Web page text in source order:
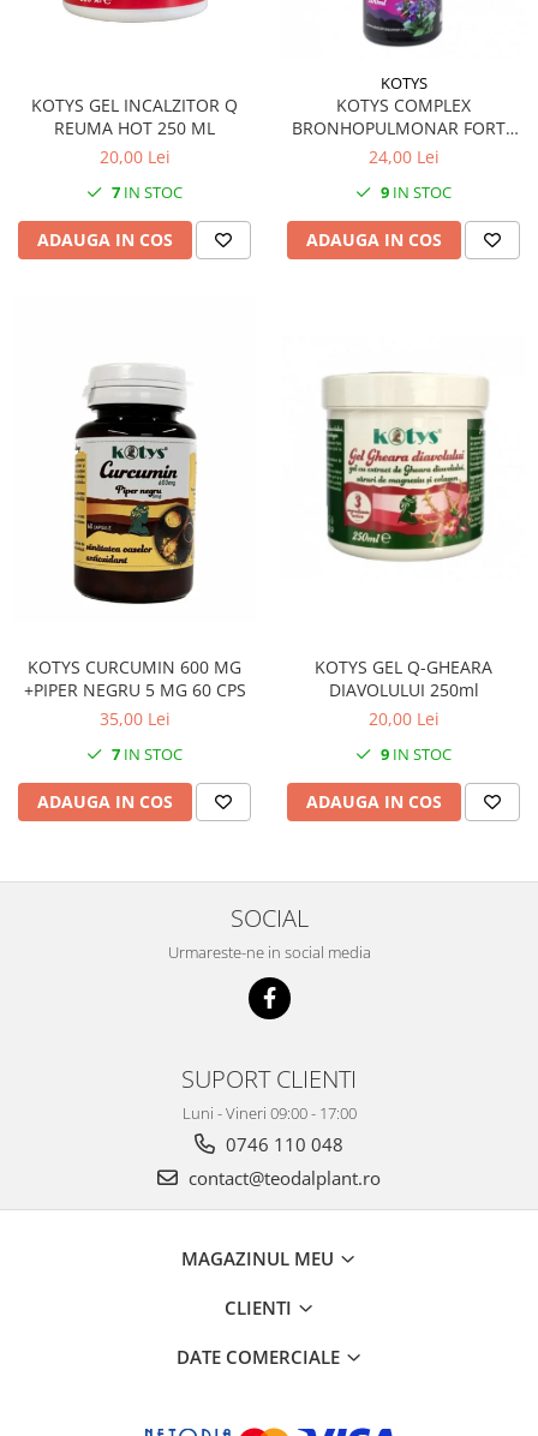
KOTYS GEL INCALZITOR Q
REUMA HOT 250 ML
20,00 Lei
7 IN STOC
ADAUGA IN COS
KOTYS
KOTYS COMPLEX
BRONHOPULMONAR FORTE
SIROP 200 ML
24,00 Lei
9 IN STOC
ADAUGA IN COS
KOTYS CURCUMIN 600 MG
+PIPER NEGRU 5 MG 60 CPS
35,00 Lei
7 IN STOC
ADAUGA IN COS
KOTYS GEL Q-GHEARA
DIAVOLULUI 250ml
20,00 Lei
9 IN STOC
ADAUGA IN COS
SOCIAL
Urmareste-ne in social media
SUPORT CLIENTI
Luni - Vineri 09:00 - 17:00
0746 110 048
contact@teodalplant.ro
MAGAZINUL MEU
CLIENTI
DATE COMERCIALE